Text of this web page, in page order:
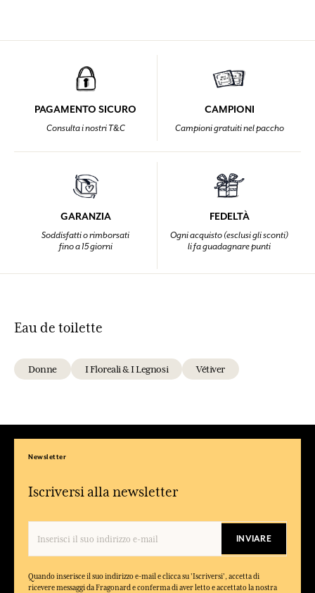
PAGAMENTO SICURO
Consulta i nostri T&C
CAMPIONI
Campioni gratuiti nel paccho
GARANZIA
Soddisfatti o rimborsati
fino a 15 giorni
FEDELTÀ
Ogni acquisto (esclusi gli sconti)
li fa guadagnare punti
Eau de toilette
Donne I Floreali & I Legnosi Vétiver
Newsletter
Iscriversi alla newsletter
INVIARE
Quando inserisce il suo indirizzo e-mail e clicca su 'Iscriversi', accetta di
ricevere messaggi da Fragonard e conferma di aver letto e accettato la nostra